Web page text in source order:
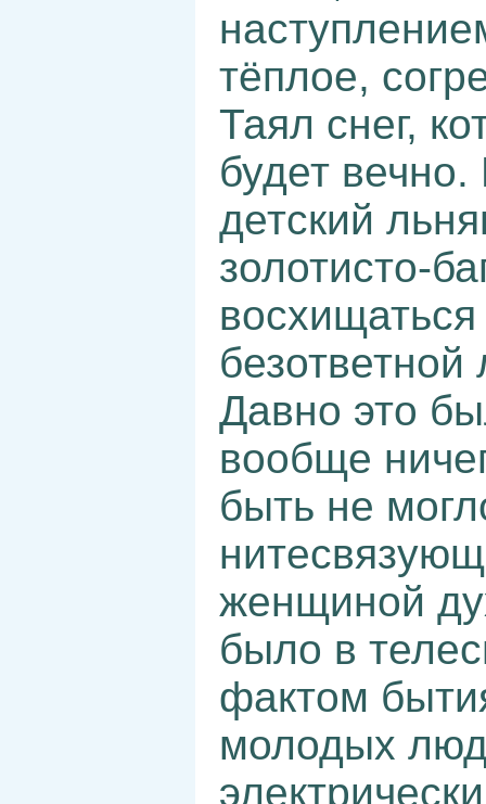
тёплое,
Таял снег,
будет вечно.
детский
золотисто-
Давно это
вообще
быть не
женщиной
было в
фактом
молодых